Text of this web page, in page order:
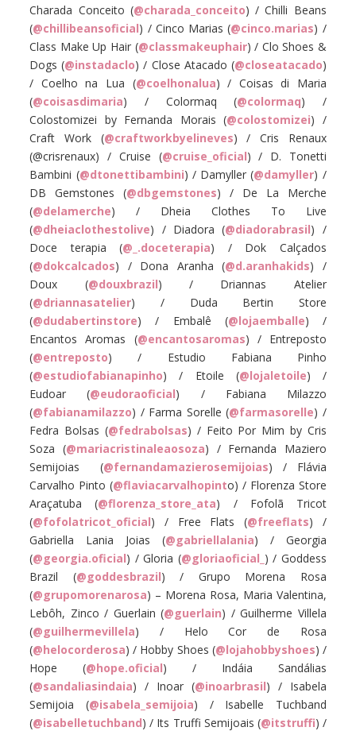
Charada Conceito (@charada_conceito) / Chilli Beans
(@chillibeansoficial) / Cinco Marias (@cinco.marias) /
Class Make Up Hair (@classmakeuphair) / Clo Shoes &
Dogs (@instadaclo) / Close Atacado (@closeatacado)
/ Coelho na Lua (@coelhonalua) / Coisas di Maria
(@coisasdimaria) / Colormaq (@colormaq) /
Colostomizei by Fernanda Morais (@colostomizei) /
Craft Work (@craftworkbyelineves) / Cris Renaux
(@crisrenaux) / Cruise (@cruise_oficial) / D. Tonetti
Bambini (@dtonettibambini) / Damyller (@damyller) /
DB Gemstones (@dbgemstones) / De La Merche
(@delamerche) / Dheia Clothes To Live
(@dheiaclothestolive) / Diadora (@diadorabrasil) /
Doce terapia (@_.doceterapia) / Dok Calçados
(@dokcalcados) / Dona Aranha (@d.aranhakids) /
Doux (@douxbrazil) / Driannas Atelier
(@driannasatelier) / Duda Bertin Store
(@dudabertinstore) / Embalê (@lojaemballe) /
Encantos Aromas (@encantosaromas) / Entreposto
(@entreposto) / Estudio Fabiana Pinho
(@estudiofabianapinho) / Etoile (@lojaletoile) /
Eudoar (@eudoraoficial) / Fabiana Milazzo
(@fabianamilazzo) / Farma Sorelle (@farmasorelle) /
Fedra Bolsas (@fedrabolsas) / Feito Por Mim by Cris
Soza (@mariacristinaleaosoza) / Fernanda Maziero
Semijoias (@fernandamazierosemijoias) / Flávia
Carvalho Pinto (@flaviacarvalhopinto) / Florenza Store
Araçatuba (@florenza_store_ata) / Fofolã Tricot
(@fofolatricot_oficial) / Free Flats (@freeflats) /
Gabriella Lania Joias (@gabriellalania) / Georgia
(@georgia.oficial) / Gloria (@gloriaoficial_ ) / Goddess
Brazil (@goddesbrazil) / Grupo Morena Rosa
(@grupomorenarosa) – Morena Rosa, Maria Valentina,
Lebôh, Zinco / Guerlain (@guerlain) / Guilherme Villela
(@guilhermevillela) / Helo Cor de Rosa
(@helocorderosa) / Hobby Shoes (@lojahobbyshoes) /
Hope (@hope.oficial) / Indáia Sandálias
(@sandaliasindaia) / Inoar (@inoarbrasil) / Isabela
Semijoia (@isabela_semijoia) / Isabelle Tuchband
(@isabelletuchband) / Its Truffi Semijoais (@itstruffi) /